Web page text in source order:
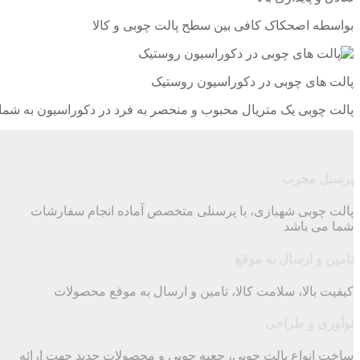
بواسطه اصحکاک کافی بین سطح پالت چوبی و کالا
پالت های چوبی در دکوراسیون روستیک
پالت چوبی یک متریال محبوب و منحصر به فرد در دکوراسیون به
پالت چوبی شهبازی، با پرسنلی متخصص آماده انجام سفارشات
شما می باشد
کیفیت بالا، سلامت کالا، تامین و ارسال به موقع محصولات
ساخت انواع پالت چوبی، جعبه چوبی و محصولات جدید جهت ارائه